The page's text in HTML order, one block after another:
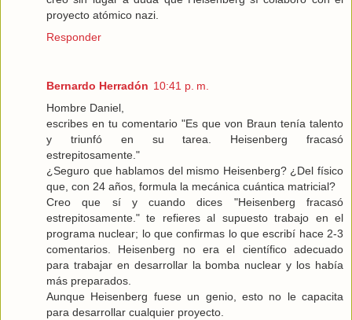
proyecto atómico nazi.
Responder
Bernardo Herradón 10:41 p. m.
Hombre Daniel,
escribes en tu comentario "Es que von Braun tenía talento
y triunfó en su tarea. Heisenberg fracasó
estrepitosamente."
¿Seguro que hablamos del mismo Heisenberg? ¿Del físico
que, con 24 años, formula la mecánica cuántica matricial?
Creo que sí y cuando dices "Heisenberg fracasó
estrepitosamente." te refieres al supuesto trabajo en el
programa nuclear; lo que confirmas lo que escribí hace 2-3
comentarios. Heisenberg no era el científico adecuado
para trabajar en desarrollar la bomba nuclear y los había
más preparados.
Aunque Heisenberg fuese un genio, esto no le capacita
para desarrollar cualquier proyecto.